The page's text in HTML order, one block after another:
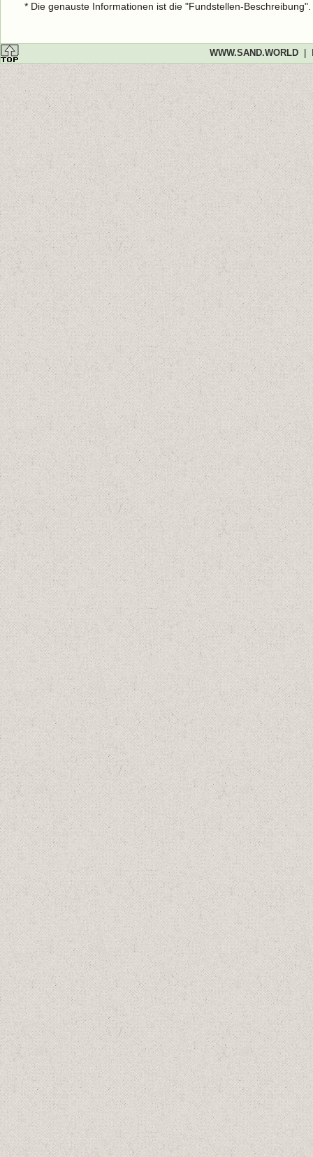
* Die genauste Informationen ist die "Fundstellen-
WWW.SAND.WORLD|